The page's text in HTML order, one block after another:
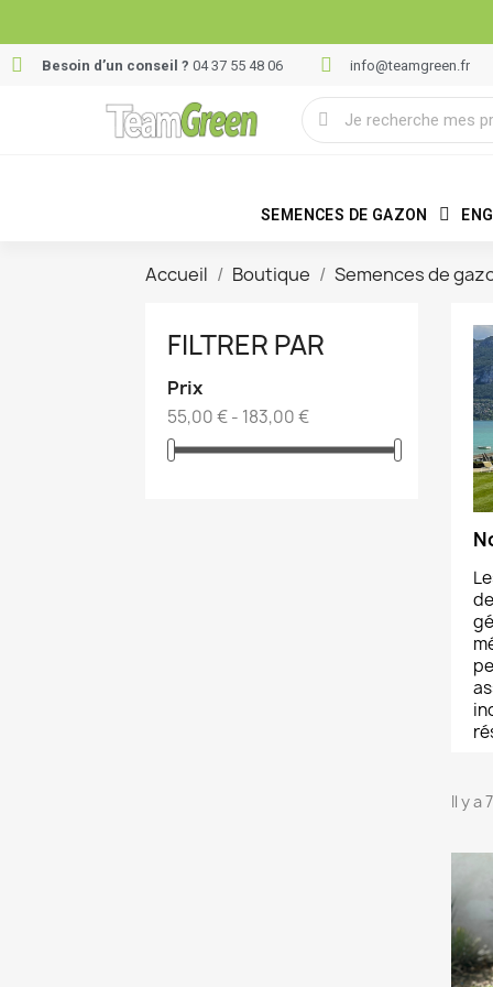
Besoin d’un conseil ? 04 37 55 48 06 info@teamgreen.fr
SEMENCES DE GAZON
Accueil Boutique Semences de
FILTRER PAR
Prix
55,00 € - 183,00 €
Il y a